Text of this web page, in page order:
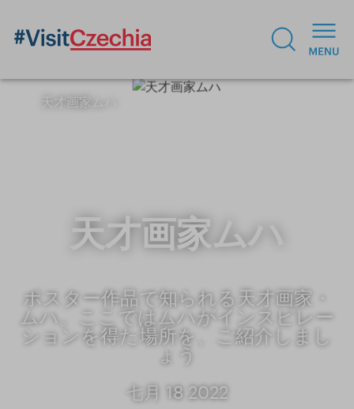
天才画家ムハ
天才画家ムハ
ポスター作品で知られる天才画家・
ムハ。ここではムハがインスピレー
ションを得た場所を、ご紹介しまし
ょう
七月 18 2022